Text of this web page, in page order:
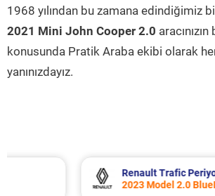
1968 yılından bu zamana edindiğimiz
2021 Mini John Cooper 2.0
konusunda Pratik Araba ekibi olarak
yanınızdayız.
Renault Trafic Periyodik
2023 Model 2.0 BlueDci Motor